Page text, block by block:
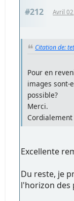
#212 Avril
Citation de:
Pour en
images sont-
possible?
Merci.
Cordialement
Excellente
Du reste, je
l'horizon des